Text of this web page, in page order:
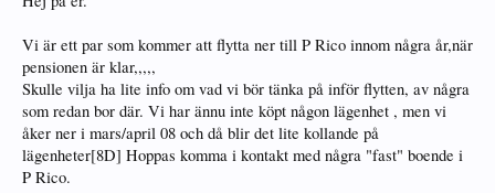
Vi är ett par som kommer att flytta ner till P Rico innom några år,när
pensionen är klar,,,,,
Skulle vilja ha lite info om vad vi bör tänka på inför flytten, av några
som redan bor där. Vi har ännu inte köpt någon lägenhet , men vi
åker ner i mars/april 08 och då blir det lite kollande på
lägenheter[8D] Hoppas komma i kontakt med några "fast" boende i
P Rico.